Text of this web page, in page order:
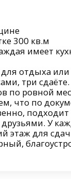
300 кв.м
имеет
отдыха
три сдаёте.
по ровной
что по
У
этаж для